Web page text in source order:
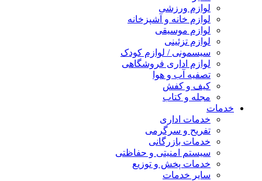
لوازم ورزشی
لوازم خانه و آشپزخانه
لوازم موسیقی
لوازم تزئینی
سیسمونی / لوازم کودک
لوازم اداری فروشگاهی
تصفیه آب و هوا
کیف و کفش
مجله و کتاب
خدمات
خدمات اداری
تفریح و سرگرمی
خدمات بازرگانی
سیستم امنیتی و حفاظتی
خدمات پخش و توزیع
سایر خدمات